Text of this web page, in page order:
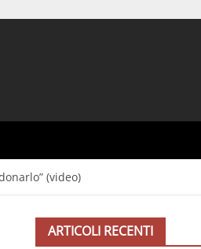
(video)
ARTICOLI RECENTI